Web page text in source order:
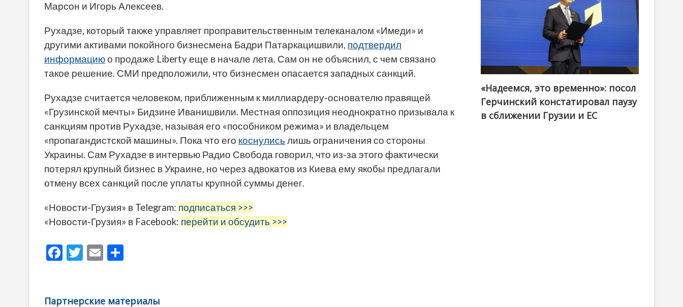
Марсон и Игорь Алексеев.
Рухадзе, который также управляет проправительственным телеканалом «Имеди» и
другими активами покойного бизнесмена Бадри Патаркацишвили, подтвердил
информациюо продаже Liberty еще в начале лета. Сам он не объяснил, с чем связано
такое решение. СМИ предположили, что бизнесмен опасается западных санкций.
Рухадзе считается человеком, приближенным к миллиардеру-основателю правящей
«Грузинской мечты» Бидзине Иванишвили. Местная оппозиция неоднократно призывала к
санкциям против Рухадзе, называя его «пособником режима» и владельцем
«пропагандистской машины». Пока что его коснулись лишь ограничения со стороны
Украины. Сам Рухадзе в интервью Радио Свобода говорил, что из-за этого фактически
потерял крупный бизнес в Украине, но через адвокатов из Киева ему якобы предлагали
отмену всех санкций после уплаты крупной суммы денег.
«Новости-Грузия» в Telegram: подписаться >>>
«Новости-Грузия» в Facebook: перейти и обсудить >>>
F
b
T
er
E
l
а
Партнерские материалы
«Надеемся, это временно»: посол
Герчинский констатировал паузу
в сближении Грузии и ЕС